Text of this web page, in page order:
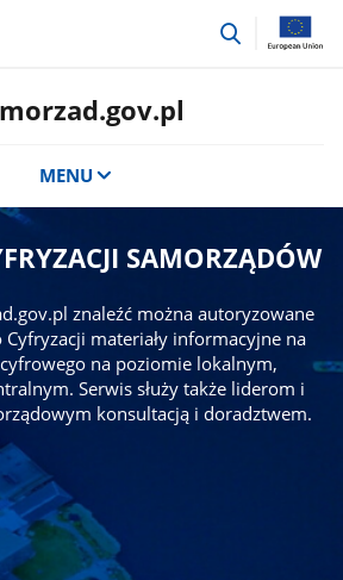
przejdź
MENU
SAMORZĄDÓW
znaleźć można autoryzowane
materiały informacyjne na
na poziomie lokalnym,
Serwis służy także liderom i
konsultacją i doradztwem.